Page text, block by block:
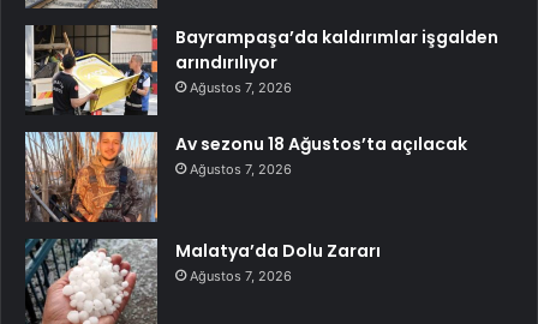
Bayrampaşa’da kaldırımlar işgalden
arındırılıyor
Ağustos 7, 2026
Av sezonu 18 Ağustos’ta açılacak
Ağustos 7, 2026
Malatya’da Dolu Zararı
Ağustos 7, 2026